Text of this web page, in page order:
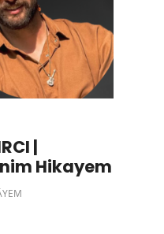
|
Hikayem